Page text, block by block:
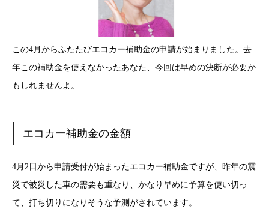
この4月からふたたびエコカー補助金の申請が始まりました。去
年この補助金を使えなかったあなた、今回は早めの決断が必要か
もしれませんよ。
エコカー補助金の金額
4月2日から申請受付が始まったエコカー補助金ですが、昨年の震
災で被災した車の需要も重なり、かなり早めに予算を使い切っ
て、打ち切りになりそうな予測がされています。